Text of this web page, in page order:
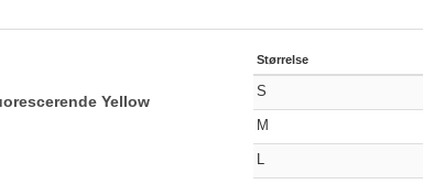
Yellow
Størrelse
S
M
L